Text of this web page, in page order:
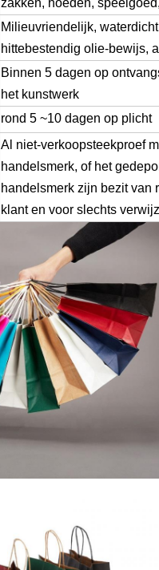
zakken, hoeden,
Milieuvriendelijk,
hittebestendig olie-bewijs,
Binnen 5 dagen op
het kunstwerk
rond 5 ~10 dagen op plicht
Al niet-verkoopsteekproef
handelsmerk, of het
handelsmerk zijn bezit van
klant en voor slechts